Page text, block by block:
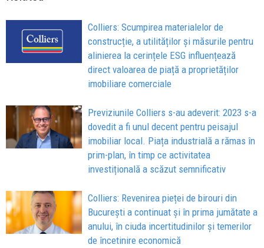
Colliers: Scumpirea materialelor de
construcție, a utilităților și măsurile pentru
alinierea la cerințele ESG influențează
direct valoarea de piață a proprietăților
imobiliare comerciale
Previziunile Colliers s-au adeverit: 2023 s-a
dovedit a fi unul decent pentru peisajul
imobiliar local. Piața industrială a rămas în
prim-plan, în timp ce activitatea
investițională a scăzut semnificativ
Colliers: Revenirea pieței de birouri din
București a continuat și în prima jumătate a
anului, în ciuda incertitudinilor și temerilor
de încetinire economică